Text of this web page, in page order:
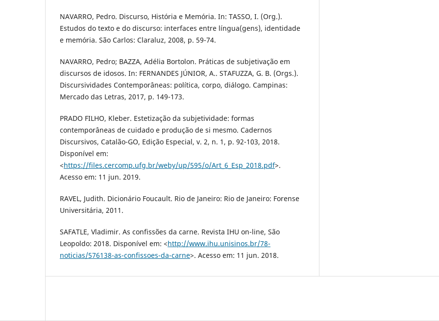
NAVARRO, Pedro. Discurso, História e Memória. In: TASSO, I. (Org.).
Estudos do texto e do discurso: interfaces entre língua(gens), identidade
e memória. São Carlos: Claraluz, 2008, p. 59-74.
NAVARRO, Pedro; BAZZA, Adélia Bortolon. Práticas de subjetivação em
discursos de idosos. In: FERNANDES JÚNIOR, A.. STAFUZZA, G. B. (Orgs.).
Discursividades Contemporâneas: política, corpo, diálogo. Campinas:
Mercado das Letras, 2017, p. 149-173.
PRADO FILHO, Kleber. Estetização da subjetividade: formas
contemporâneas de cuidado e produção de si mesmo. Cadernos
Discursivos, Catalão-GO, Edição Especial, v. 2, n. 1, p. 92-103, 2018.
Disponível em:
<https://files.cercomp.ufg.br/weby/up/595/o/Art_6_Esp_2018.pdf>.
Acesso em: 11 jun. 2019.
RAVEL, Judith. Dicionário Foucault. Rio de Janeiro: Rio de Janeiro: Forense
Universitária, 2011.
SAFATLE, Vladimir. As confissões da carne. Revista IHU on-line, São
Leopoldo: 2018. Disponível em: <http://www.ihu.unisinos.br/78-
noticias/576138-as-confissoes-da-carne>. Acesso em: 11 jun. 2018.